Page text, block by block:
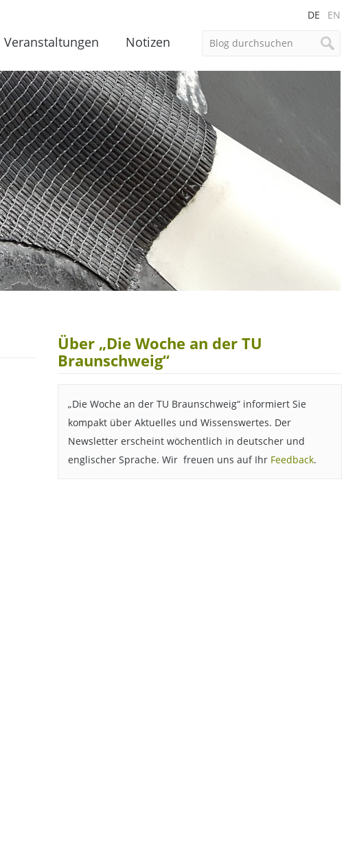
DE EN
Veranstaltungen Notizen
Über „Die Woche an der TU
Braunschweig“
„Die Woche an der TU Braunschweig“ informiert Sie
kompakt über Aktuelles und Wissenswertes. Der
Newsletter erscheint wöchentlich in deutscher und
englischer Sprache. Wir freuen uns auf Ihr Feedback.